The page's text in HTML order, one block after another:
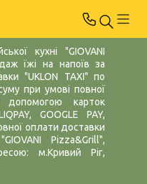
кухні "GIOVANI
їжі на напоїв за
"UKLON TAXI" по
при умові повної
карток
GOOGLE PAY,
оплати доставки
Pizza&Grill",
м.Кривий Ріг,